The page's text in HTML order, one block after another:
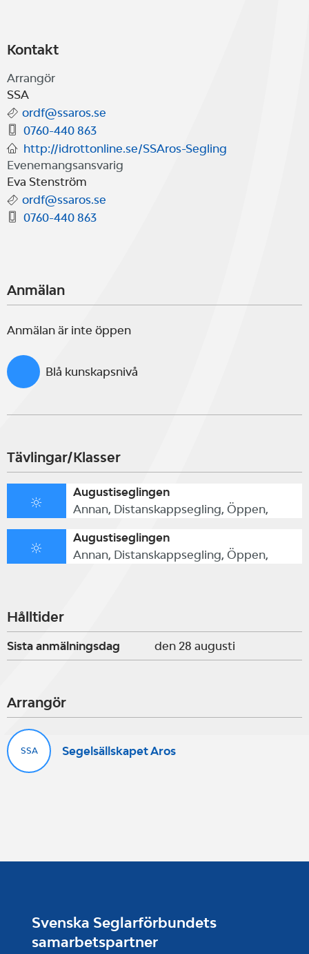
Kontakt
Arrangör
SSA
ordf@ssaros.se
0760-440 863
http://idrottonline.se/SSAros-Segling
Evenemangsansvarig
Eva Stenström
ordf@ssaros.se
0760-440 863
Anmälan
Anmälan är inte öppen
Blå kunskapsnivå
Tävlingar/Klasser
Augustiseglingen
Annan, Distanskappsegling, Öppen,
Augustiseglingen
Annan, Distanskappsegling, Öppen,
Hålltider
Sista anmälningsdag den 28 augusti
Arrangör
SSA Segelsällskapet Aros
Svenska Seglarförbundets
samarbetspartner